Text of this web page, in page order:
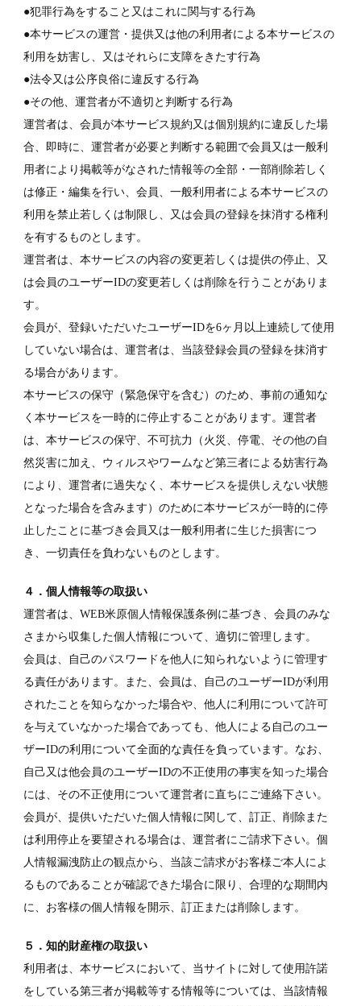
●犯罪行為をすること又はこれに関与する行為
●本サービスの運営・提供又は他の利用者による本サービスの
利用を妨害し、又はそれらに支障をきたす行為
●法令又は公序良俗に違反する行為
●その他、運営者が不適切と判断する行為
運営者は、会員が本サービス規約又は個別規約に違反した場
合、即時に、運営者が必要と判断する範囲で会員又は一般利
用者により掲載等がなされた情報等の全部・一部削除若しく
は修正・編集を行い、会員、一般利用者による本サービスの
利用を禁止若しくは制限し、又は会員の登録を抹消する権利
を有するものとします。
運営者は、本サービスの内容の変更若しくは提供の停止、又
は会員のユーザーIDの変更若しくは削除を行うことがありま
す。
会員が、登録いただいたユーザーIDを6ヶ月以上連続して使用
していない場合は、運営者は、当該登録会員の登録を抹消す
る場合があります。
本サービスの保守（緊急保守を含む）のため、事前の通知な
く本サービスを一時的に停止することがあります。運営者
は、本サービスの保守、不可抗力（火災、停電、その他の自
然災害に加え、ウィルスやワームなど第三者による妨害行為
により、運営者に過失なく、本サービスを提供しえない状態
となった場合を含みます）のために本サービスが一時的に停
止したことに基づき会員又は一般利用者に生じた損害につ
き、一切責任を負わないものとします。
４．個人情報等の取扱い
運営者は、WEB米原個人情報保護条例に基づき、会員のみな
さまから収集した個人情報について、適切に管理します。
会員は、自己のパスワードを他人に知られないように管理す
る責任があります。また、会員は、自己のユーザーIDが利用
されたことを知らなかった場合や、他人に利用について許可
を与えていなかった場合であっても、他人による自己のユー
ザーIDの利用について全面的な責任を負っています。なお、
自己又は他会員のユーザーIDの不正使用の事実を知った場合
には、その不正使用について運営者に直ちにご連絡下さい。
会員が、提供いただいた個人情報に関して、訂正、削除また
は利用停止を要望される場合は、運営者にご請求下さい。個
人情報漏洩防止の観点から、当該ご請求がお客様ご本人によ
るものであることが確認できた場合に限り、合理的な期間内
に、お客様の個人情報を開示、訂正または削除します。
５．知的財産権の取扱い
利用者は、本サービスにおいて、当サイトに対して使用許諾
をしている第三者が掲載等する情報等については、当該情報